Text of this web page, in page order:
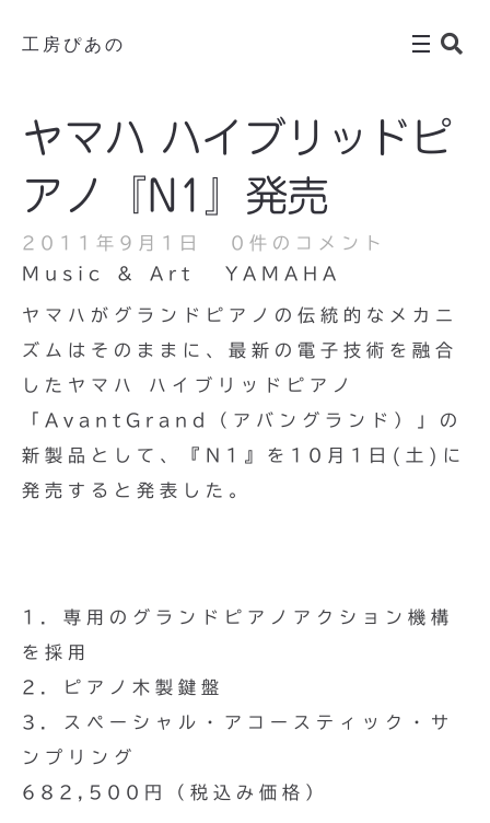
工房ぴあの
ヤマハ ハイブリッドピ
アノ『N1』発売
2011年9月1日
0件のコメント
Music & Art
YAMAHA
ヤマハがグランドピアノの伝統的なメカニ
ズムはそのままに、最新の電子技術を融合
したヤマハ ハイブリッドピアノ
「AvantGrand（アバングランド）」の
新製品として、『N1』を10月1日(土)に
発売すると発表した。
1. 専用のグランドピアノアクション機構
を採用
2. ピアノ木製鍵盤
3. スペーシャル・アコースティック・サ
ンプリング
682,500円（税込み価格）